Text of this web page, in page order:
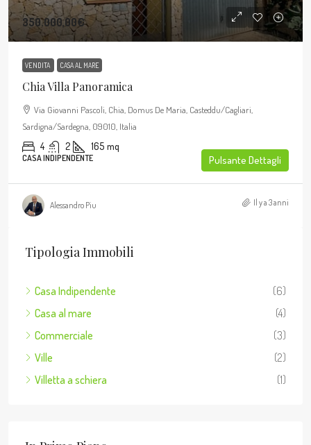
350.000,00€
VENDITA CASA AL MARE
Chia Villa Panoramica
Via Giovanni Pascoli, Chia, Domus De Maria, Casteddu/Cagliari,
Sardigna/Sardegna, 09010, Italia
4 2 165 mq
CASA INDIPENDENTE Pulsante Dettagli
Alessandro Piu Il y a 3 anni
Tipologia Immobili
Casa Indipendente
(6)
Casa al mare
(4)
Commerciale
(3)
Ville
(2)
Villetta a schiera
(1)